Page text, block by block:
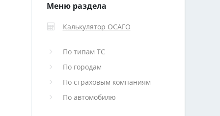
Меню раздела
Калькулятор ОСАГО
По типам ТС
По городам
По страховым компаниям
По автомобилю